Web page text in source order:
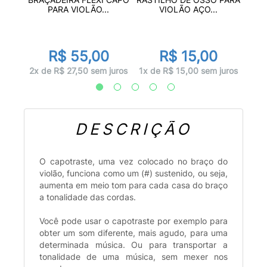
PARA VIOLÃO...
R$ 55,00
2x de R$ 27,50 sem juros
VIOLÃO AÇO...
R$ 15,00
1x de R$ 15,00 sem juros
DESCRIÇÃO
O capotraste, uma vez colocado no braço do
violão, funciona como um (#) sustenido, ou seja,
aumenta em meio tom para cada casa do braço
a tonalidade das cordas.
Você pode usar o capotraste por exemplo para
obter um som diferente, mais agudo, para uma
determinada música. Ou para transportar a
tonalidade de uma música, sem mexer nos